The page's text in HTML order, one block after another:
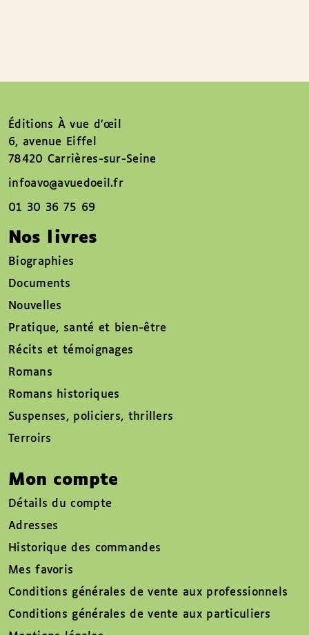
Éditions À vue d’œil
6, avenue Eiffel
78420 Carrières-sur-Seine
infoavo@avuedoeil.fr
01 30 36 75 69
Nos livres
Biographies
Documents
Nouvelles
Pratique, santé et bien-être
Récits et témoignages
Romans
Romans historiques
Suspenses, policiers, thrillers
Terroirs
Mon compte
Détails du compte
Adresses
Historique des commandes
Mes favoris
Conditions générales de vente aux professionnels
Conditions générales de vente aux particuliers